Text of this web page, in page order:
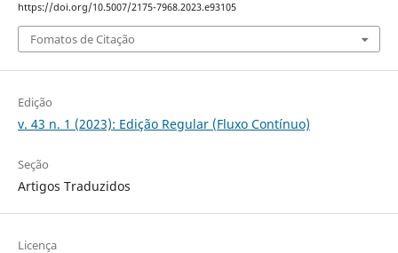
https://doi.org/10.5007/2175-7968.2023.e93105
Fomatos de Citação
Edição
v. 43 n. 1 (2023): Edição Regular (Fluxo Contínuo)
Seção
Artigos Traduzidos
Licença